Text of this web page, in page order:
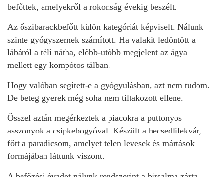
befőttek, amelyekről a rokonság évekig beszélt.
Az őszibarackbefőtt külön kategóriát képviselt. Nálunk
szinte gyógyszernek számított. Ha valakit ledöntött a
lábáról a téli nátha, előbb-utóbb megjelent az ágya
mellett egy kompótos tálban.
Hogy valóban segített-e a gyógyulásban, azt nem tudom.
De beteg gyerek még soha nem tiltakozott ellene.
Ősszel aztán megérkeztek a piacokra a puttonyos
asszonyok a csipkebogyóval. Készült a hecsedlilekvár,
főtt a paradicsom, amelyet télen levesek és mártások
formájában láttunk viszont.